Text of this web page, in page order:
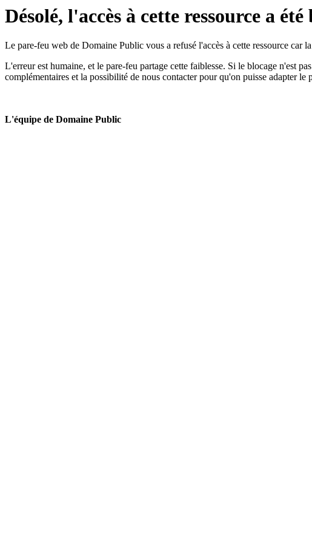
Désolé, l'accès à cette ressource a
Le pare-feu web de Domaine Public vous a refusé l'accès à cette ressource car
L'erreur est humaine, et le pare-feu partage cette faiblesse. Si le blocage n'est
complémentaires et la possibilité de nous contacter pour qu'on puisse adapter le
L'équipe de Domaine Public